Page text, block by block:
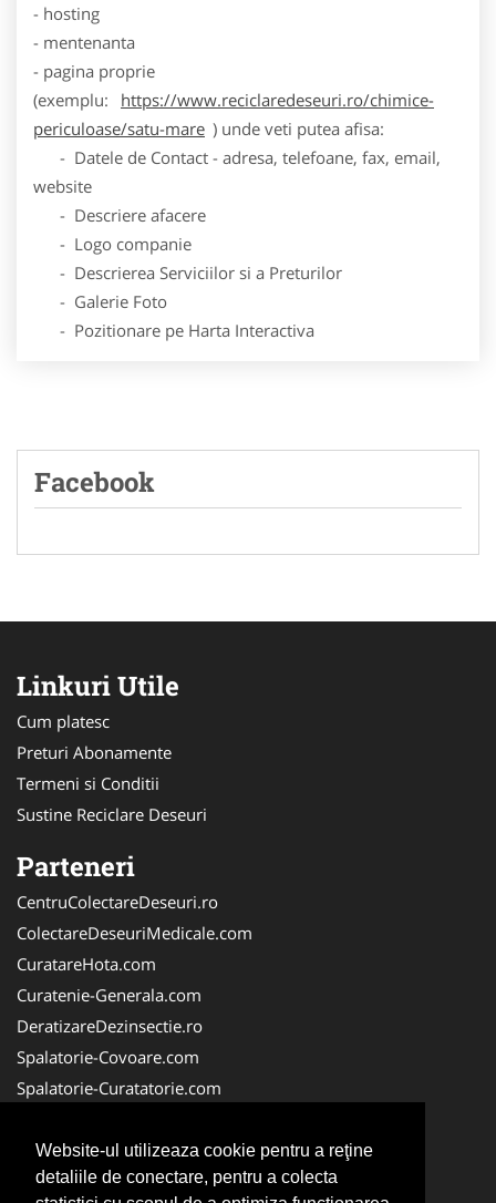
Website-ul utilizeaza cookie pentru a reţine
detaliile de conectare, pentru a colecta
- hosting
- mentenanta
- pagina proprie
(exemplu:
https://www.reciclaredeseuri.ro/chimice-
periculoase/satu-mare ) unde veti putea afisa:
- Datele de Contact - adresa, telefoane, fax, email,
website
- Descriere afacere
- Logo companie
- Descrierea Serviciilor si a Preturilor
- Galerie Foto
- Pozitionare pe Harta Interactiva
Facebook
Linkuri Utile
Cum platesc
Preturi Abonamente
Termeni si Conditii
Sustine Reciclare Deseuri
Parteneri
CentruColectareDeseuri.ro
ColectareDeseuriMedicale.com
CuratareHota.com
Curatenie-Generala.com
DeratizareDezinsectie.ro
Spalatorie-Covoare.com
Spalatorie-Curatatorie.com
FirmaDeratizare.ro
Service-Reparatii.com